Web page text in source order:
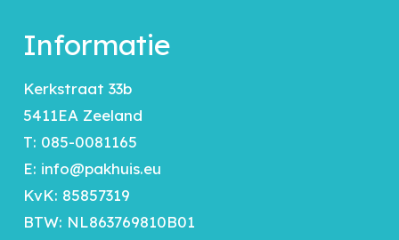
Informatie
Kerkstraat 33b
5411EA Zeeland
T: 085-0081165
E: info@pakhuis.eu
KvK: 85857319
BTW: NL863769810B01